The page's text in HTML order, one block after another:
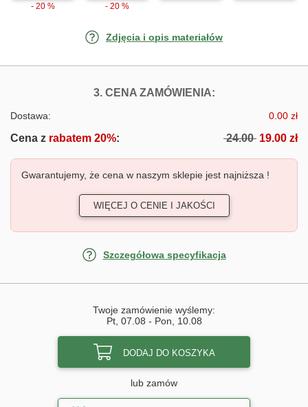
- 20 % - 20 %
Zdjęcia i opis materiałów
3. CENA ZAMÓWIENIA:FOTOTAPETY
Dostawa: 0.00 zł
Cena z rabatem 20%: 24.00 19.00 zł
Gwarantujemy, że cena w naszym sklepie jest najniższa !
WIĘCEJ O CENIE I JAKOŚCI
Szczegółowa specyfikacja
Twoje zamówienie wyślemy:
Pt, 07.08 - Pon, 10.08
DODAJ DO KOSZYKA
lub zamów